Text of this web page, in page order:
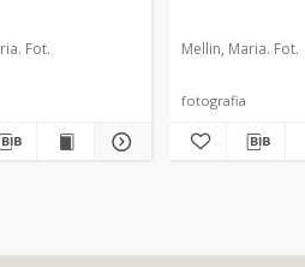
Fot. Mellin, Maria. Fot.
fotografia